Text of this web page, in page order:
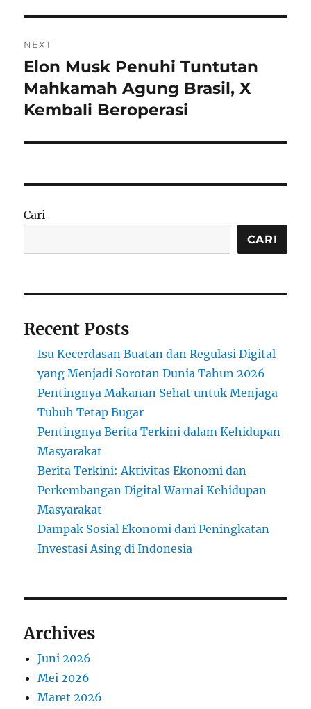
NEXT
Next
post:
Elon Musk Penuhi Tuntutan
Mahkamah Agung Brasil, X
Kembali Beroperasi
Cari
CARI
Recent Posts
Isu Kecerdasan Buatan dan Regulasi Digital
yang Menjadi Sorotan Dunia Tahun 2026
Pentingnya Makanan Sehat untuk Menjaga
Tubuh Tetap Bugar
Pentingnya Berita Terkini dalam Kehidupan
Masyarakat
Berita Terkini: Aktivitas Ekonomi dan
Perkembangan Digital Warnai Kehidupan
Masyarakat
Dampak Sosial Ekonomi dari Peningkatan
Investasi Asing di Indonesia
Archives
Juni 2026
Mei 2026
Maret 2026